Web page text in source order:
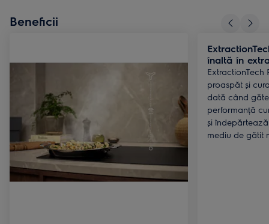
Beneficii
înaltă în
ExtractionTech
proaspăt și
dată când
performanță
și
mediu de gătit